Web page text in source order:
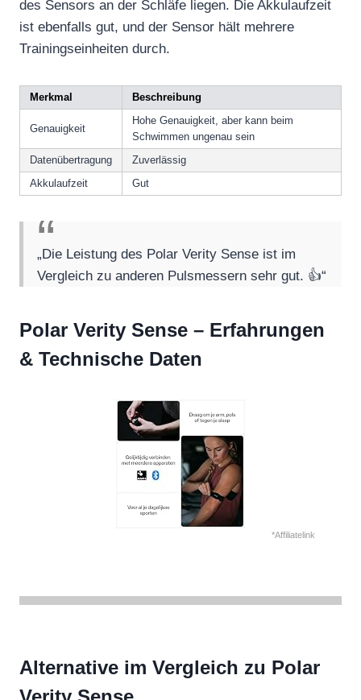
des Sensors an der Schläfe liegen. Die Akkulaufzeit
ist ebenfalls gut, und der Sensor hält mehrere
Trainingseinheiten durch.
Merkmal Beschreibung
Genauigkeit
Hohe Genauigkeit, aber kann beim
Schwimmen ungenau sein
Datenübertragung
Zuverlässig
Akkulaufzeit
Gut
„Die Leistung des Polar Verity Sense ist im
Vergleich zu anderen Pulsmessern sehr gut. 👍“
Polar Verity Sense – Erfahrungen
& Technische Daten
*Affiliatelink
Alternative im Vergleich zu Polar